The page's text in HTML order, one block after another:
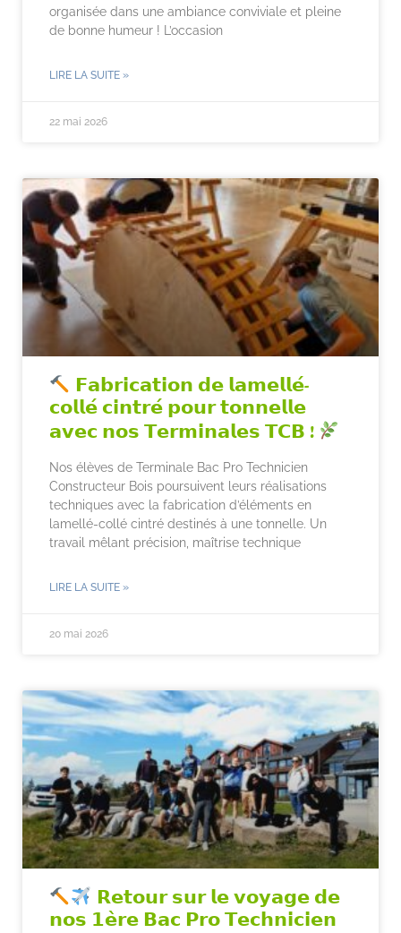
organisée dans une ambiance conviviale et pleine
de bonne humeur ! L’occasion
LIRE LA SUITE »
22 mai 2026
𝗙𝗮𝗯𝗿𝗶𝗰𝗮𝘁𝗶𝗼𝗻 𝗱𝗲 𝗹𝗮𝗺𝗲𝗹𝗹𝗲́-
𝗰𝗼𝗹𝗹𝗲́ 𝗰𝗶𝗻𝘁𝗿𝗲́ 𝗽𝗼𝘂𝗿 𝘁𝗼𝗻𝗻𝗲𝗹𝗹𝗲
𝗮𝘃𝗲𝗰 𝗻𝗼𝘀 𝗧𝗲𝗿𝗺𝗶𝗻𝗮𝗹𝗲𝘀 𝗧𝗖𝗕 !
Nos élèves de Terminale Bac Pro Technicien
Constructeur Bois poursuivent leurs réalisations
techniques avec la fabrication d’éléments en
lamellé-collé cintré destinés à une tonnelle. Un
travail mêlant précision, maîtrise technique
LIRE LA SUITE »
20 mai 2026
𝗥𝗲𝘁𝗼𝘂𝗿 𝘀𝘂𝗿 𝗹𝗲 𝘃𝗼𝘆𝗮𝗴𝗲 𝗱𝗲
𝗻𝗼𝘀 𝟭𝗲̀𝗿𝗲 𝗕𝗮𝗰 𝗣𝗿𝗼 𝗧𝗲𝗰𝗵𝗻𝗶𝗰𝗶𝗲𝗻